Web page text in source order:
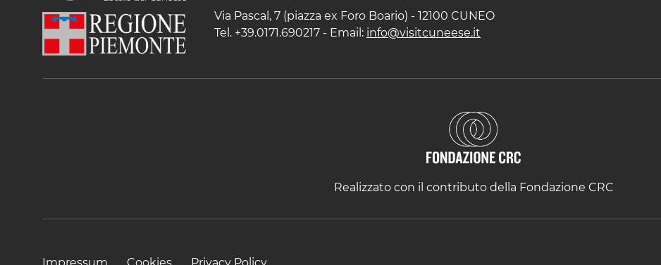
Via Pascal, 7 (piazza ex Foro Boario) - 12100 CUNEO
Tel. +39.0171.690217 - Email: info@visitcuneese.it
Realizzato con il contributo della Fondazione CRC
Impressum Cookies Privacy Policy